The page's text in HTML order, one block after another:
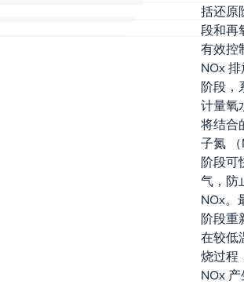
括还原
段和再
有效控
NOx
阶段，
计量氧
将结合
子氮
阶段可
气，防
NOx。
阶段重
在较低
烧过程
NOx 产